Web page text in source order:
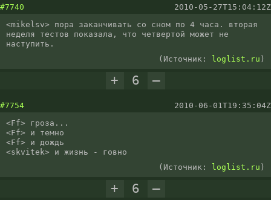
#7740
2010-05-27T15:04:12Z
<mikelsv> пора заканчивать со сном по 4 часа. вторая
неделя тестов показала, что четвертой может не
наступить.
(Источник:
loglist.ru )
+ 6 –
#7754
2010-06-01T19:35:04Z
<Ff> гроза...
<Ff> и темно
<Ff> и дождь
<skvitek> и жизнь - говно
(Источник:
loglist.ru )
+ 6 –